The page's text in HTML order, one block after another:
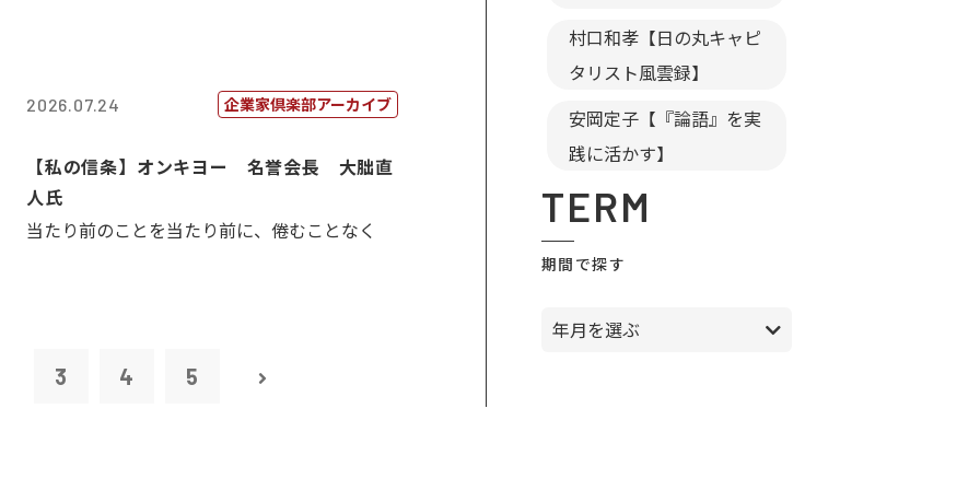
2026.07.24 企業家倶楽部アーカイブ
【私の信条】オンキヨー 名誉会長 大朏直
人氏
当たり前のことを当たり前に、倦むことなく
3 4 5
村口和孝【日の丸キャピ
タリスト風雲録】
安岡定子【『論語』を実
践に活かす】
TERM
期間で探す
年月を選ぶ